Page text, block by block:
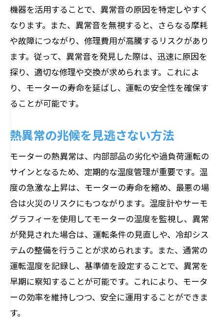
機器を活用することで、異常音の原因を特定しやすく
なります。また、異常音を無視すると、さらなる摩耗
や故障につながり、修理費用が高騰するリスクがあり
ます。従って、異常音を発見した際は、迅速に原因を
探り、適切な修理や交換が求められます。これによ
り、モーターの寿命を延ばし、運転の安全性を確保す
ることが可能です。
熱異常の兆候を見逃さない方法
モーターの熱異常は、内部部品の劣化や過負荷運転の
サインとなるため、定期的な温度管理が重要です。温
度の急激な上昇は、モーターの寿命を縮め、最悪の場
合は火災のリスクにもつながります。温度計やサーモ
グラフィーを使用してモーターの温度を監視し、異常
が発見された場合は、運転条件の見直しや、冷却シス
テムの整備を行うことが求められます。また、通常の
運転温度を記録し、基準値を設定することで、異常を
早期に察知することが可能です。これにより、モータ
ーの効率を維持しつつ、安全に運用することができま
す。